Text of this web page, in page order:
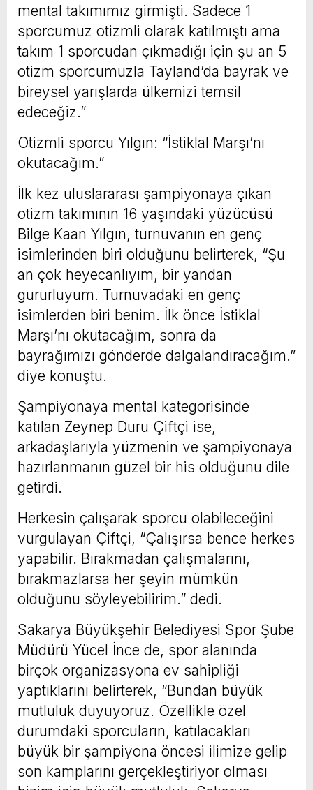
mental takımımız girmişti. Sadece 1
sporcumuz otizmli olarak katılmıştı ama
takım 1 sporcudan çıkmadığı için şu an 5
otizm sporcumuzla Tayland’da bayrak ve
bireysel yarışlarda ülkemizi temsil
edeceğiz.”
Otizmli sporcu Yılgın: “İstiklal Marşı’nı
okutacağım.”
İlk kez uluslararası şampiyonaya çıkan
otizm takımının 16 yaşındaki yüzücüsü
Bilge Kaan Yılgın, turnuvanın en genç
isimlerinden biri olduğunu belirterek, “Şu
an çok heyecanlıyım, bir yandan
gururluyum. Turnuvadaki en genç
isimlerden biri benim. İlk önce İstiklal
Marşı’nı okutacağım, sonra da
bayrağımızı gönderde dalgalandıracağım.”
diye konuştu.
Şampiyonaya mental kategorisinde
katılan Zeynep Duru Çiftçi ise,
arkadaşlarıyla yüzmenin ve şampiyonaya
hazırlanmanın güzel bir his olduğunu dile
getirdi.
Herkesin çalışarak sporcu olabileceğini
vurgulayan Çiftçi, “Çalışırsa bence herkes
yapabilir. Bırakmadan çalışmalarını,
bırakmazlarsa her şeyin mümkün
olduğunu söyleyebilirim.” dedi.
Sakarya Büyükşehir Belediyesi Spor Şube
Müdürü Yücel İnce de, spor alanında
birçok organizasyona ev sahipliği
yaptıklarını belirterek, “Bundan büyük
mutluluk duyuyoruz. Özellikle özel
durumdaki sporcuların, katılacakları
büyük bir şampiyona öncesi ilimize gelip
son kamplarını gerçekleştiriyor olması